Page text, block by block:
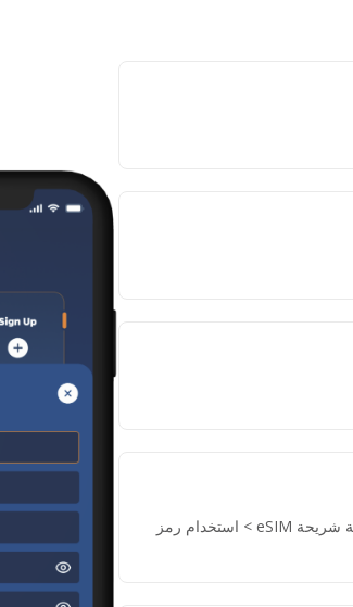
إذا لم تتمكن من مسح رمز QR، انتقل إلى الإعدادات > الشبكة الخلوية > إضافة شريحة eSIM > استخدام رمز